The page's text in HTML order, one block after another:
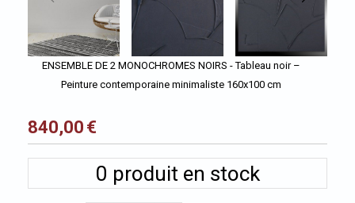
ENSEMBLE DE 2 MONOCHROMES NOIRS - Tableau noir –
Peinture contemporaine minimaliste 160x100 cm
840,00 €
0 produit en stock